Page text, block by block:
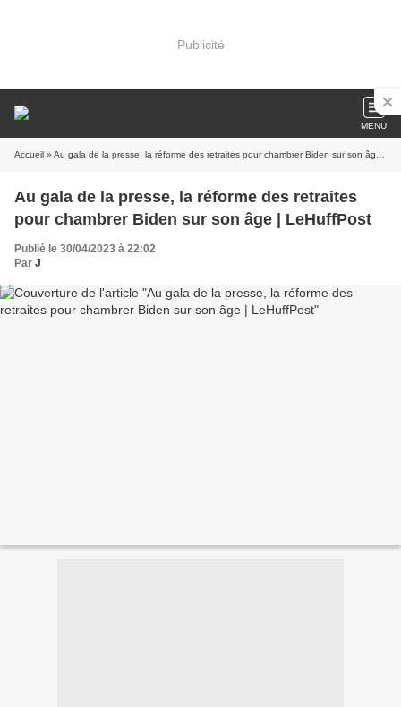
Publicité
MENU
Accueil » Au gala de la presse, la réforme des retraites pour chambrer Biden sur son âge | LeHuffPost
Au gala de la presse, la réforme des retraites
pour chambrer Biden sur son âge | LeHuffPost
Publié le 30/04/2023 à 22:02
Par J